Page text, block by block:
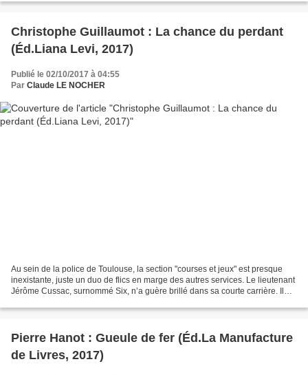
Christophe Guillaumot : La chance du perdant
(Éd.Liana Levi, 2017)
Publié le 02/10/2017 à 04:55
Par Claude LE NOCHER
Au sein de la police de Toulouse, la section "courses et jeux" est presque
inexistante, juste un duo de flics en marge des autres services. Le lieutenant
Jérôme Cussac, surnommé Six, n’a guère brillé dans sa courte carrière. Il
Pierre Hanot : Gueule de fer (Éd.La Manufacture
de Livres, 2017)